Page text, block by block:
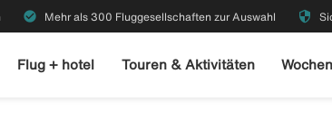
check_circle Mehr als 300 Fluggesellschaften zur Auswahl security
Flug + hotel Touren & Aktivitäten